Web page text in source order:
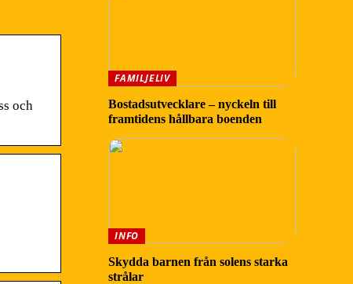
och
FAMILJELIV
Bostadsutvecklare – nyckeln till
framtidens hållbara boenden
INFO
Skydda barnen från solens starka
strålar